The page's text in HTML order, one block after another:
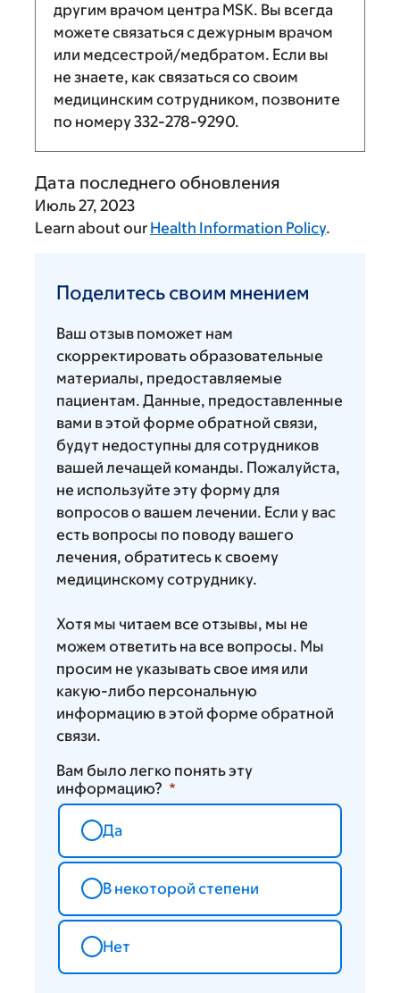
другим врачом центра MSK. Вы всегда
можете связаться с дежурным врачом
или медсестрой/медбратом. Если вы
не знаете, как связаться со своим
медицинским сотрудником, позвоните
по номеру332-278-9290.
Дата последнего обновления
Июль 27, 2023
Learn about our Health Information Policy.
своим
Поделитесь своим мнением
Ваш отзыв поможет нам
скорректировать образовательные
материалы, предоставляемые
пациентам. Данные, предоставленные
вами в этой форме обратной связи,
будут недоступны для сотрудников
вашей лечащей команды. Пожалуйста,
не используйте эту форму для
вопросов о вашем лечении. Если у вас
есть вопросы по поводу вашего
лечения, обратитесь к своему
медицинскому сотруднику.
Хотя мы читаем все отзывы, мы не
можем ответить на все вопросы. Мы
просим не указывать свое имя или
какую-либо персональную
информацию в этой форме обратной
связи.
Вам было легко понять эту
информацию?
Да
В некоторой степени
Нет